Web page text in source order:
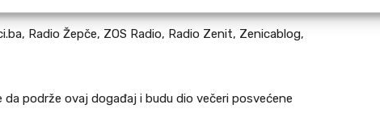
Radio Žepče, ZOS Radio, Radio Zenit, Zenicablog,
podrže ovaj događaj i budu dio večeri posvećene